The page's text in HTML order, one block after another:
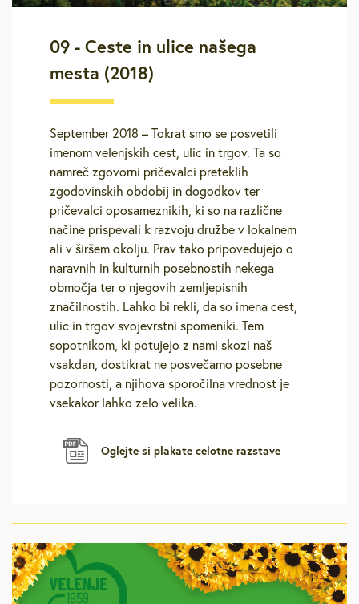
09 - Ceste in ulice našega
mesta (2018)
September 2018 – Tokrat smo se posvetili
imenom velenjskih cest, ulic in trgov. Ta so
namreč zgovorni pričevalci preteklih
zgodovinskih obdobij in dogodkov ter
pričevalci oposameznikih, ki so na različne
načine prispevali k razvoju družbe v lokalnem
ali v širšem okolju. Prav tako pripovedujejo o
naravnih in kulturnih posebnostih nekega
območja ter o njegovih zemljepisnih
značilnostih. Lahko bi rekli, da so imena cest,
ulic in trgov svojevrstni spomeniki. Tem
sopotnikom, ki potujejo z nami skozi naš
vsakdan, dostikrat ne posvečamo posebne
pozornosti, a njihova sporočilna vrednost je
vsekakor lahko zelo velika.
Oglejte si plakate celotne razstave